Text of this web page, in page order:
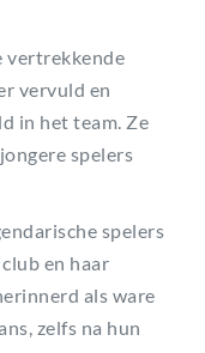
vertrekkende
vervuld en
in het team. Ze
spelers
spelers
en haar
als ware
zelfs na hun